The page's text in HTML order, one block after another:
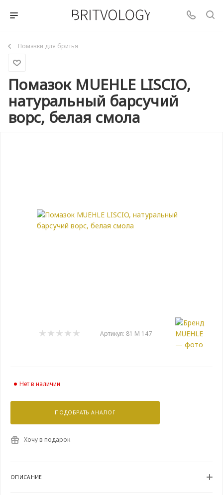
Помазки для бритья
Помазок MUEHLE LISCIO,
натуральный барсучий
ворс, белая смола
Артикул: 81 M 147
Нет в наличии
ПОДОБРАТЬ АНАЛОГ
Хочу в подарок
ОПИСАНИЕ